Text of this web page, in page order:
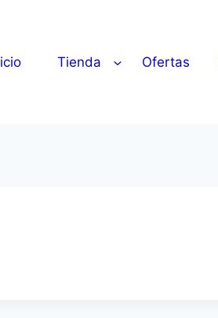
Tienda Ofertas